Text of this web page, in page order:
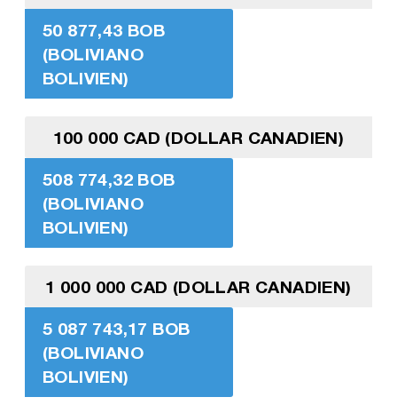
50 877,43 BOB
(BOLIVIANO
BOLIVIEN)
100 000 CAD (DOLLAR CANADIEN)
508 774,32 BOB
(BOLIVIANO
BOLIVIEN)
1 000 000 CAD (DOLLAR CANADIEN)
5 087 743,17 BOB
(BOLIVIANO
BOLIVIEN)